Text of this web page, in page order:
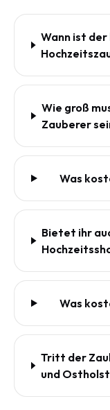
Wann ist
Wie groß
Zauberer
Was
Bietet ihr
Was
Tritt der
und